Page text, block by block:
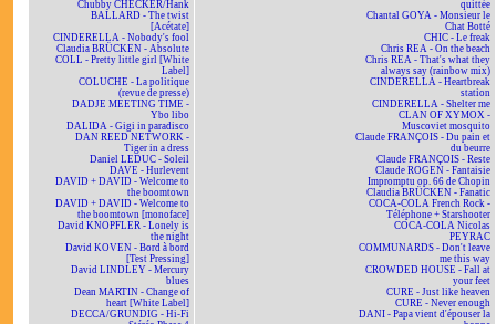
Chubby CHECKER/Hank
BALLARD - The twist
[Acétate]
CINDERELLA - Nobody's fool
Claudia BRÜCKEN - Absolute
COLL - Pretty little girl [White
Label]
COLUCHE - La politique
(revue de presse)
DADJE MEETING TIME -
Ybo libo
DALIDA - Gigi in paradisco
DAN REED NETWORK -
Tiger in a dress
Daniel LEDUC - Soleil
DAVE - Hurlevent
DAVID + DAVID - Welcome to
the boomtown
DAVID + DAVID - Welcome to
the boomtown [monoface]
David KNOPFLER - Lonely is
the night
David KOVEN - Bord à bord
[Test Pressing]
David LINDLEY - Mercury
blues
Dean MARTIN - Change of
heart [White Label]
DECCA/GRUNDIG - Hi-Fi
quittée
Chantal GOYA - Monsieur le
Chat Botté
CHIC - Le freak
Chris REA - On the beach
Chris REA - That's what they
always say (rainbow mix)
CINDERELLA - Heartbreak
station
CINDERELLA - Shelter me
CLAN OF XYMOX -
Muscoviet mosquito
Claude FRANÇOIS - Du pain et
du beurre
Claude FRANÇOIS - Reste
Claude ROGEN - Fantaisie
Impromptu op. 66 de Chopin
Claudia BRÜCKEN - Fanatic
COCA-COLA French Rock -
Téléphone + Starshooter
COCA-COLA Nicolas
PEYRAC
COMMUNARDS - Don't leave
me this way
CROWDED HOUSE - Fall at
your feet
CURE - Just like heaven
CURE - Never enough
DANI - Papa vient d'épouser la